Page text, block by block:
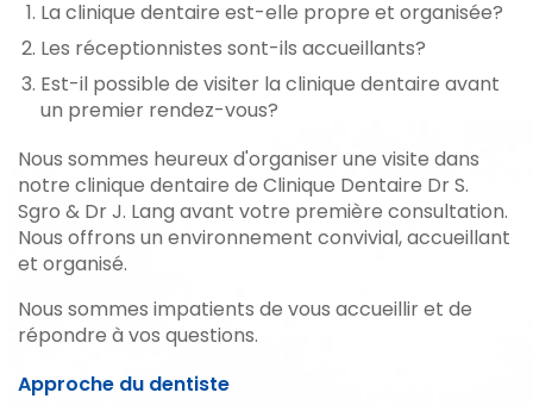
La clinique dentaire est-elle propre et organisée?
Les réceptionnistes sont-ils accueillants?
Est-il possible de visiter la clinique dentaire avant
un premier rendez-vous?
Nous sommes heureux d'organiser une visite dans
notre clinique dentaire de Clinique Dentaire Dr S.
Sgro & Dr J. Lang avant votre première consultation.
Nous offrons un environnement convivial, accueillant
et organisé.
Nous sommes impatients de vous accueillir et de
répondre à vos questions.
Approche du dentiste